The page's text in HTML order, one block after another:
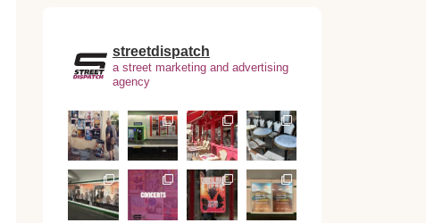
streetdispatch
a street marketing and advertising
agency